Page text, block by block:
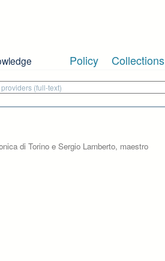
Policy Collections
di Torino e Sergio Lamberto, maestro